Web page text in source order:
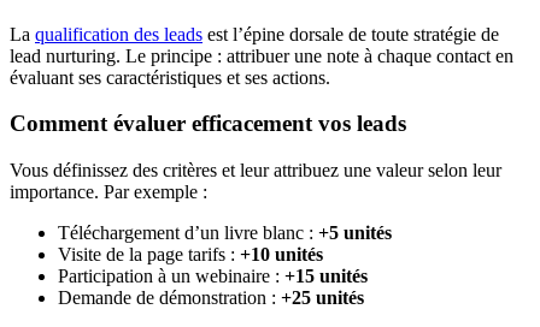
La qualification des leads est l’épine dorsale de toute stratégie de
lead nurturing. Le principe : attribuer une note à chaque contact en
évaluant ses caractéristiques et ses actions.
Comment évaluer efficacement vos leads
Vous définissez des critères et leur attribuez une valeur selon leur
importance. Par exemple :
Téléchargement d’un livre blanc : +5 unités
Visite de la page tarifs : +10 unités
Participation à un webinaire : +15 unités
Demande de démonstration : +25 unités